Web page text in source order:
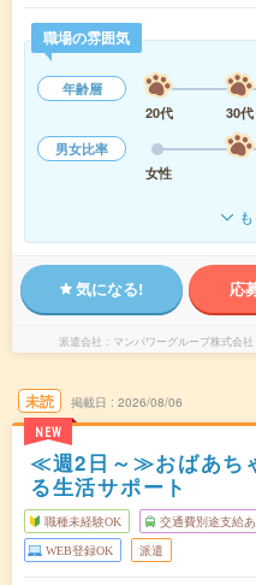
職場の雰囲気
年齢層
20代
30代
男女比率
女性
気になる! 応
派遣会社 マンパワーグループ株式会
未読
NEW
掲載日 2026/08/06
≪週2日～≫おばあち
る生活サポート
職種未経験OK 交通費別途支給あ
WEB登録OK 派遣